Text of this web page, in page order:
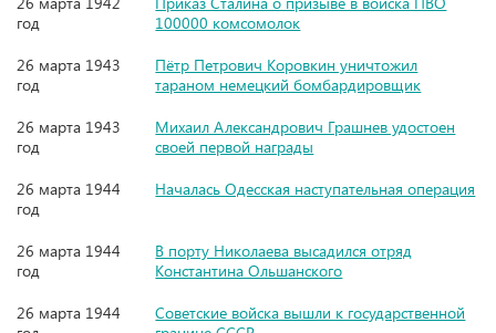
год
100000 комсомолок
26 марта 1943
год
Пётр Петрович Коровкин уничтожил
тараном немецкий бомбардировщик
26 марта 1943
год
Михаил Александрович Грашнев удостоен
своей первой награды
26 марта 1944
год
Началась Одесская наступательная операция
26 марта 1944
год
В порту Николаева высадился отряд
Константина Ольшанского
26 марта 1944
Советские войска вышли к государственной